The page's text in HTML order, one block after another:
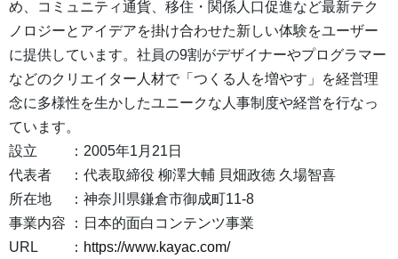
め、コミュニティ通貨、移住・関係人口促進など最新テク
ノロジーとアイデアを掛け合わせた新しい体験をユーザー
に提供しています。社員の9割がデザイナーやプログラマー
などのクリエイター人材で「つくる人を増やす」を経営理
念に多様性を生かしたユニークな人事制度や経営を行なっ
ています。
設立 ：2005年1月21日
代表者 ：代表取締役 柳澤大輔 貝畑政徳 久場智喜
所在地 ：神奈川県鎌倉市御成町11-8
事業内容 ：日本的面白コンテンツ事業
URL ： https://www.kayac.com/